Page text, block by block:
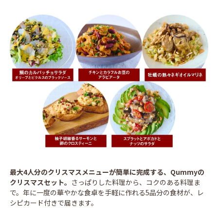
最大4人分のクリスマスメニューが簡単に完成する、Qummyの
クリスマスセット。 さっぱりした料理から、コクのある料理ま
で。年に一度の華やかな食卓を手軽に作れる5品分の食材が、レ
シピカード付きで届きます。